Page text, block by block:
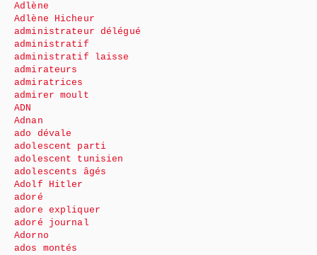
Adlène
Adlène Hicheur
administrateur délégué
administratif
administratif laisse
admirateurs
admiratrices
admirer moult
ADN
Adnan
ado dévale
adolescent parti
adolescent tunisien
adolescents âgés
Adolf Hitler
adoré
adore expliquer
adoré journal
Adorno
ados montés